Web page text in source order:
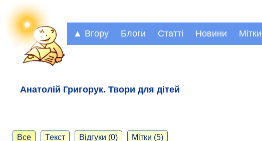
▲ Вгору Блоги Статті Новини Мітки
Анатолій Григорук. Твори для дітей
Все Текст Відгуки (0) Мітки (5)